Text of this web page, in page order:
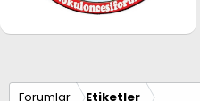
Forumlar Etiketler